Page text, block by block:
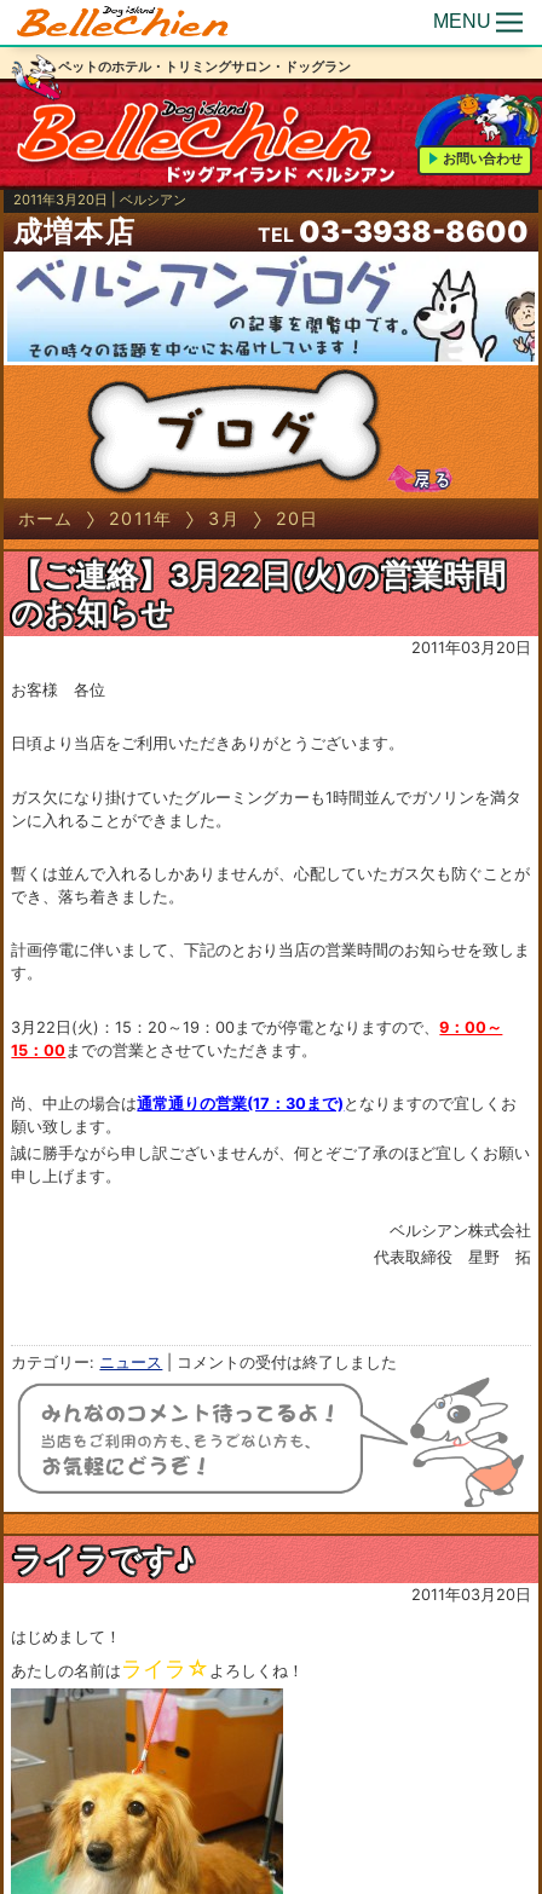
MENU
ペットのホテル・トリミングサロン・ドッグラン
お問い合わせ
2011年3月20日 | ベルシアン
成増本店 TEL 03-3938-8600
ホーム 2011年 3月 20日
【ご連絡】3月22日(火)の営業時間
のお知らせ
2011年03月20日
お客様 各位
日頃より当店をご利用いただきありがとうございます。
ガス欠になり掛けていたグルーミングカーも1時間並んでガソリンを満タ
ンに入れることができました。
暫くは並んで入れるしかありませんが、心配していたガス欠も防ぐことが
でき、落ち着きました。
計画停電に伴いまして、下記のとおり当店の営業時間のお知らせを致しま
す。
3月22日(火)：15：20～19：00までが停電となりますので、9：00～
15：00 までの営業とさせていただきます。
尚、中止の場合は通常通りの営業(17：30まで) となりますので宜しくお
願い致します。
誠に勝手ながら申し訳ございませんが、何とぞご了承のほど宜しくお願い
申し上げます。
ベルシアン株式会社
代表取締役 星野 拓
カテゴリー: ニュース コメントの受付は終了しました
ライラです♪
2011年03月20日
はじめまして！
あたしの名前は ライラ☆ よろしくね！